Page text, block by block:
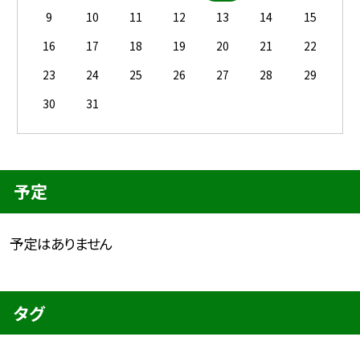
9
10 11 12 13 14
15
16
17 18 19 20 21
22
23
24 25 26 27 28
29
30
31
予定
予定はありません
タグ